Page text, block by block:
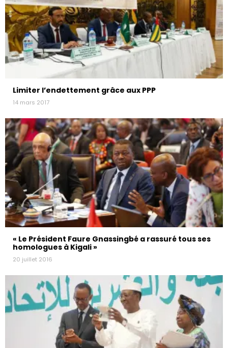
Limiter l’endettement grâce aux PPP
14 mars 2017
« Le Président Faure Gnassingbé a rassuré tous ses
homologues à Kigali »
20 juillet 2016